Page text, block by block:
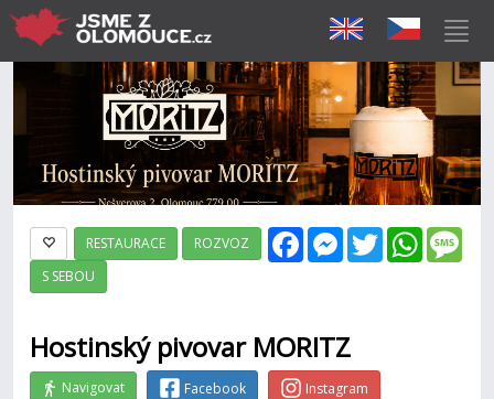
FacebookMessenger
Twitter
RESTAURACE
ROZVOZ
S SEBOU
Hostinský pivovar MORITZ
Navigovat Facebook Instagram